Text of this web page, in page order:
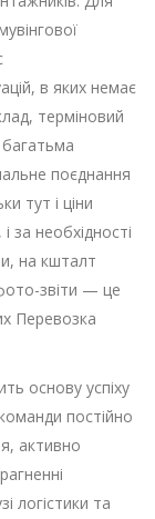
в яких немає
терміновий
поєднання
тут і ціни
за необхідності
на кшталт
звіти — це
Перевозка
основу успіху
постійно
активно
логістики та